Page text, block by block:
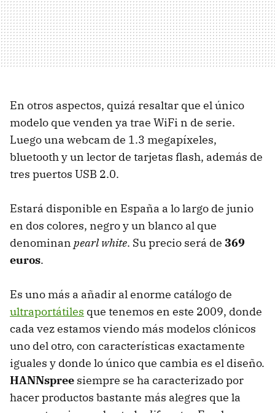
En otros aspectos, quizá resaltar que el único
modelo que venden ya trae WiFi n de serie.
Luego una webcam de 1.3 megapíxeles,
bluetooth y un lector de tarjetas flash, además de
tres puertos USB 2.0.
Estará disponible en España a lo largo de junio
en dos colores, negro y un blanco al que
denominan pearl white. Su precio será de 369
euros.
Es uno más a añadir al enorme catálogo de
ultraportátiles que tenemos en este 2009, donde
cada vez estamos viendo más modelos clónicos
uno del otro, con características exactamente
iguales y donde lo único que cambia es el diseño.
HANNspree siempre se ha caracterizado por
hacer productos bastante más alegres que la